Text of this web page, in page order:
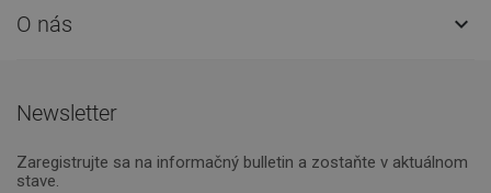
O nás 
Newsletter
Zaregistrujte sa na informačný bulletin a zostaňte v aktuálnom
stave.